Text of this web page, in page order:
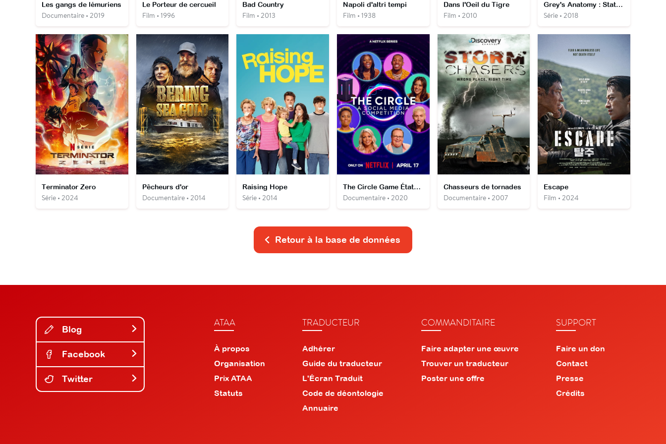
Les gangs de lémuriens
Documentaire • 2019
Le Porteur de cercueil
Film • 1996
Bad Country
Film • 2013
Napoli d'altri tempi
Film • 1938
Dans l'Oeil du Tigre
Film • 2010
Grey's Anatomy : Station 19
Série • 2018
Terminator Zero
Série • 2024
Pêcheurs d'or
Documentaire • 2014
Raising Hope
Série • 2014
The Circle Game États-Unis
Documentaire • 2020
Chasseurs de tornades
Documentaire • 2007
Escape
Film • 2024
Retour à la base de données
Blog
Facebook
Twitter
ATAA
À propos
Organisation
Prix ATAA
Statuts
TRADUCTEUR
Adhérer
Guide du traducteur
L'Écran Traduit
Code de déontologie
Annuaire
COMMANDITAIRE
Faire adapter une œuvre
Trouver un traducteur
Poster une offre
SUPPORT
Faire un don
Contact
Presse
Crédits